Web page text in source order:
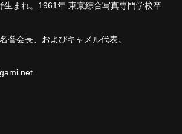
生まれ。1961年 東京綜合写真専門学校卒
誉会長、およびキャメル代表。